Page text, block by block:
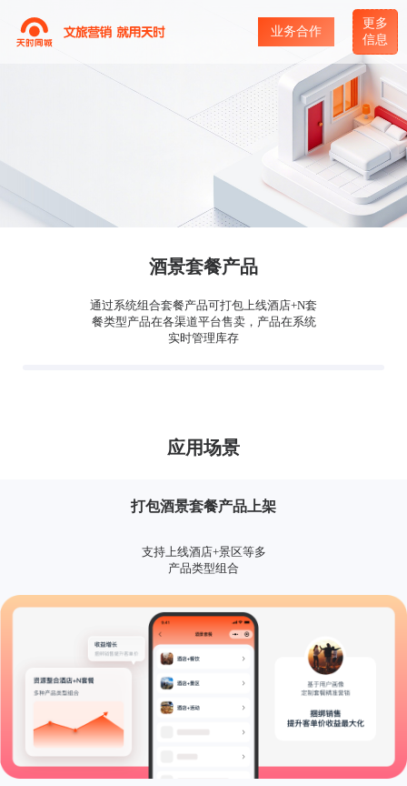
更多
信息
业务合作
酒景套餐产品
通过系统组合套餐产品可打包上线酒店+N套
餐类型产品在各渠道平台售卖，产品在系统
实时管理库存
应用场景
打包酒景套餐产品上架
支持上线酒店+景区等多
产品类型组合